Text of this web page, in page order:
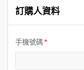
訂購人資料
手機號碼